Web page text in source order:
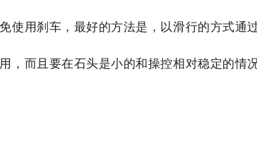
使用刹车，最好的方法是，以滑行的方式通
，而且要在石头是小的和操控相对稳定的情